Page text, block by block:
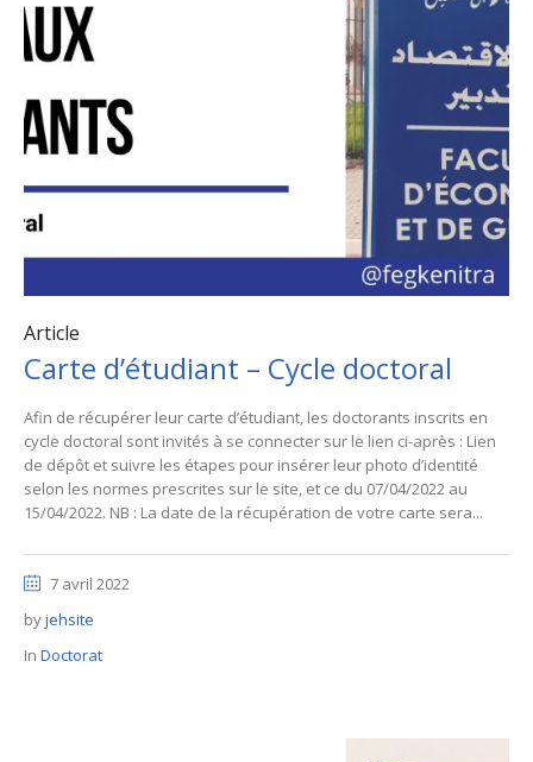
Article
Carte d’étudiant – Cycle doctoral
Afin de récupérer leur carte d’étudiant, les doctorants inscrits en
cycle doctoral sont invités à se connecter sur le lien ci-après : Lien
de dépôt et suivre les étapes pour insérer leur photo d’identité
selon les normes prescrites sur le site, et ce du 07/04/2022 au
15/04/2022. NB : La date de la récupération de votre carte sera...
7 avril 2022
byjehsite
In Doctorat